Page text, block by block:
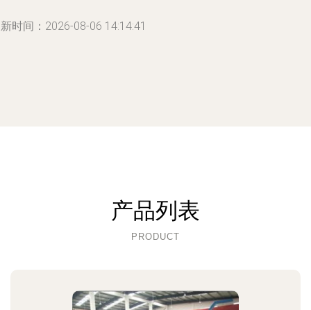
时间：2026-08-06 14:14:41
产品列表
PRODUCT